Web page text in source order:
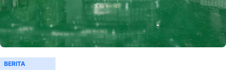
BERITA